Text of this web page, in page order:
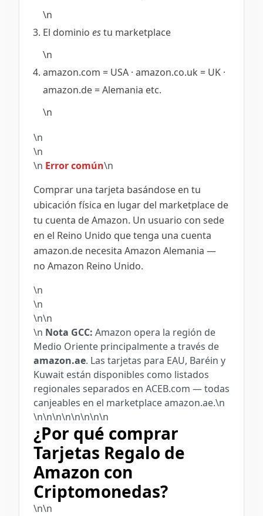
\n
El dominio estu marketplace
\n
amazon.com = USA · amazon.co.uk = UK ·
amazon.de = Alemania etc.
\n
\n
\n
\n Error común\n
Comprar una tarjeta basándose en tu
ubicación física en lugar del marketplace de
tu cuenta de Amazon. Un usuario con sede
en el Reino Unido que tenga una cuenta
amazon.de necesita Amazon Alemania —
no Amazon Reino Unido.
\n
\n
\n\n
\n Nota GCC: Amazon opera la región de
Medio Oriente principalmente a través de
amazon.ae. Las tarjetas para EAU, Baréin y
Kuwait están disponibles como listados
regionales separados en ACEB.com — todas
canjeables en el marketplace amazon.ae.\n
\n\n\n\n\n\n\n\n
¿Por qué comprar
Tarjetas Regalo de
Amazon con
Criptomonedas?
\n\n